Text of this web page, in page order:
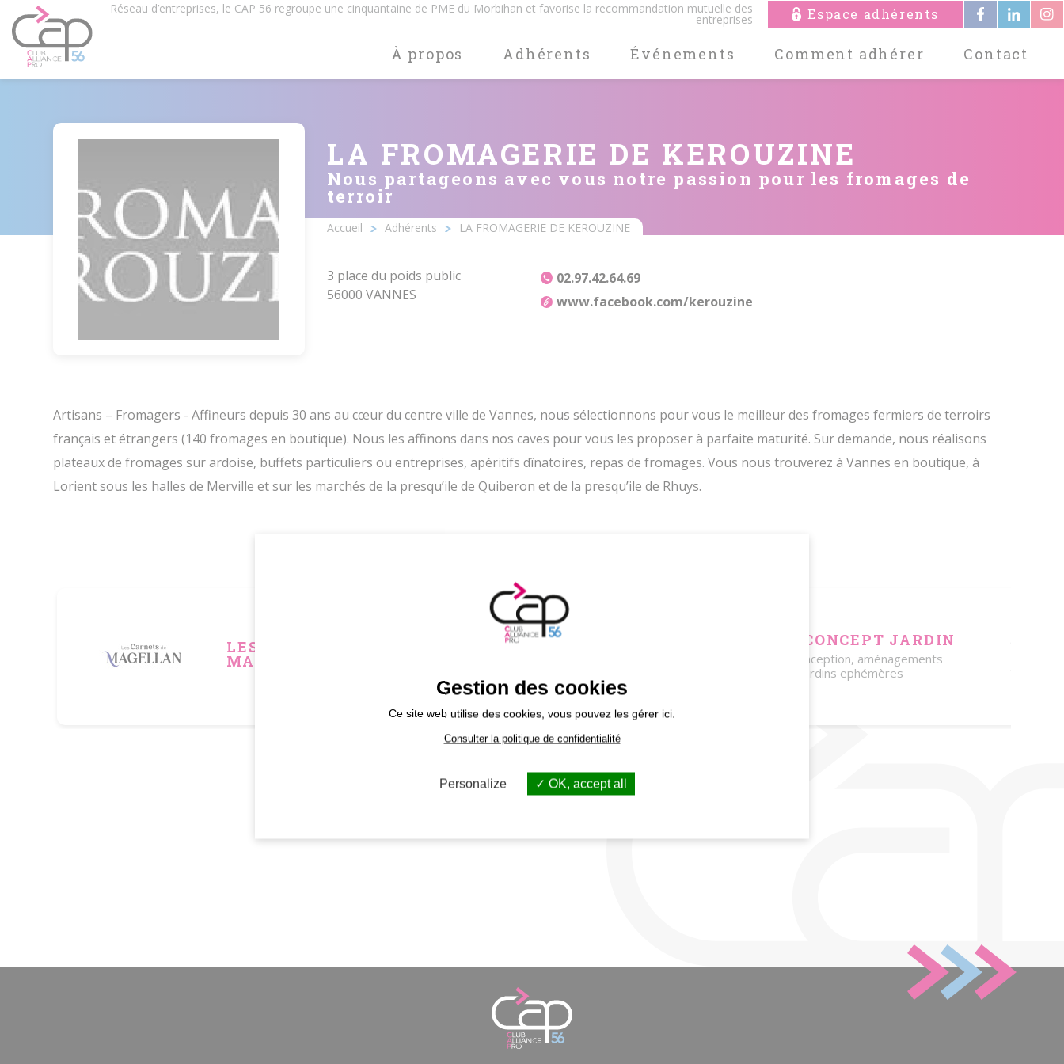
au
contenu
principal
Réseau d’entreprises, le CAP 56 regroupe une cinquantaine de PME du Morbihan et favorise la recommandation mutuelle des
entreprises Espace adhérents
À propos Adhérents Événements Comment adhérer Contact
LA FROMAGERIE DE KEROUZINE
Nous partageons avec vous notre passion pour les fromages de
terroir
Fil
Accueil Adhérents LA FROMAGERIE DE KEROUZINE
3 place du poids public
56000 VANNES
02.97.42.64.69
www.facebook.com/kerouzine
Artisans – Fromagers - Affineurs depuis 30 ans au cœur du centre ville de Vannes, nous sélectionnons pour vous le meilleur des fromages fermiers de terroirs
français et étrangers (140 fromages en boutique). Nous les affinons dans nos caves pour vous les proposer à parfaite maturité. Sur demande, nous réalisons
plateaux de fromages sur ardoise, buffets particuliers ou entreprises, apéritifs dînatoires, repas de fromages. Vous nous trouverez à Vannes en boutique, à
Lorient sous les halles de Merville et sur les marchés de la presqu’ile de Quiberon et de la presqu’ile de Rhuys.
Autres membres du CAP 56
LES CARNETS DE
MAGELLAN
OUEST CONCEPT JARDIN
Etude et conception, aménagements
paysagés, jardins ephémères
Tous les membres
Gestion des cookies
Ce site web utilise des cookies, vous pouvez les gérer ici.
Consulter la politique de confidentialité
Personalize OK, accept all